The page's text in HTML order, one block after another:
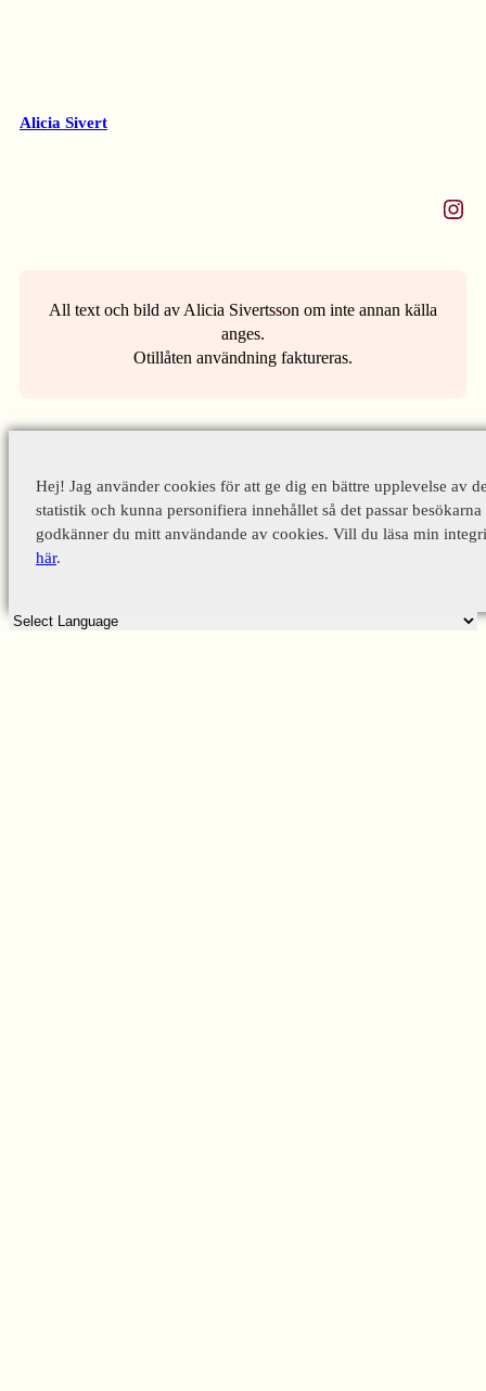
Alicia Sivert
Instagram
All text och bild av Alicia Sivertsson om inte annan källa
anges.
Otillåten användning faktureras.
Hej! Jag använder cookies för att ge dig en bättre upplevelse av
statistik och kunna personifiera innehållet så det passar
godkänner du mitt användande av cookies. Vill du läsa min
här.